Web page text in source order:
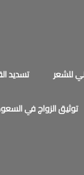
للشعر تسديد
توثيق الزواج في